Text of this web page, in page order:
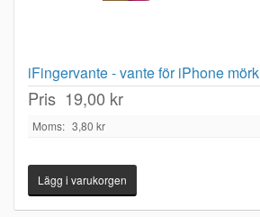
iFingervante - vante för iPhone
Pris 19,00 kr
Moms: 3,80 kr